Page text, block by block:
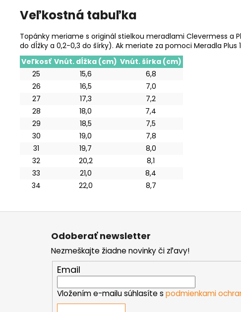
Veľkostná tabuľka
Topánky meriame s originál stielkou meradlami Clevermess a
do dĺžky a 0,2-0,3 do šírky). Ak meriate za pomoci Meradla
Veľkosť Vnút. dĺžka (cm) Vnút. šírka (cm)
25
15,6
6,8
26
16,5
7,0
27
17,3
7,2
28
18,0
7,4
29
18,5
7,5
30
19,0
7,8
31
19,7
8,0
32
20,2
8,1
33
21,0
8,4
34
22,0 8,7
Odoberať newsletter
Nezmeškajte žiadne novinky či zľavy!
Email
Vložením e-mailu súhlasíte s podmienkami